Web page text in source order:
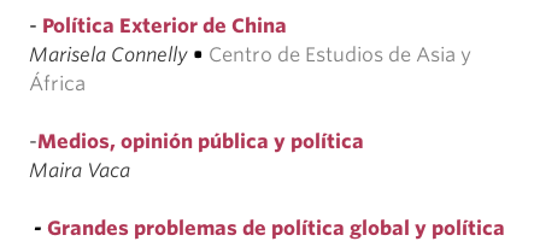
- Política Exterior de China
Marisela Connelly • Centro de Estudios de Asia y
África
-Medios, opinión pública y política
Maira Vaca
- Grandes problemas de política global y política